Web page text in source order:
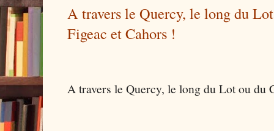
A travers le Quercy, le long du
Figeac et Cahors !
A travers le Quercy, le long du Lot ou du